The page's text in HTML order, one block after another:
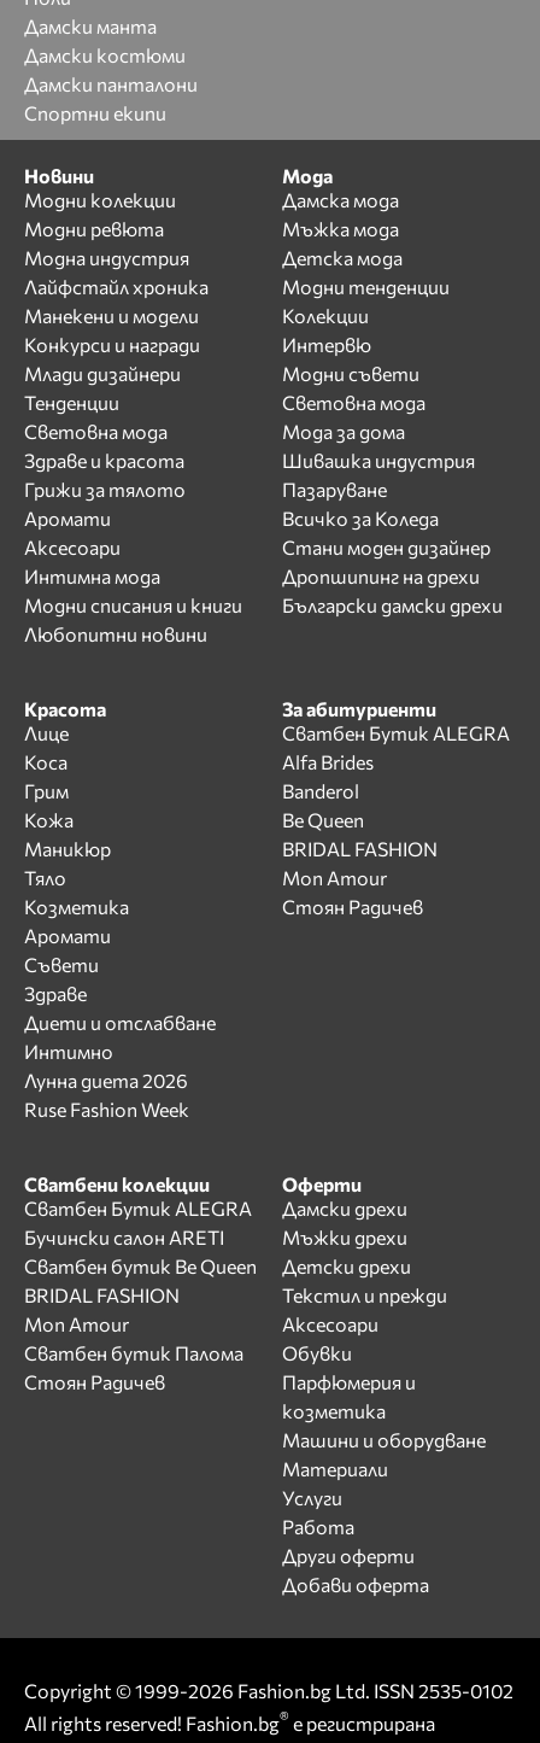
Дамски манта
Дамски костюми
Дамски панталони
Спортни екипи
Новини
Модни колекции
Модни ревюта
Модна индустрия
Лайфстайл хроника
Манекени и модели
Конкурси и награди
Млади дизайнери
Тенденции
Световна мода
Здраве и красота
Грижи за тялото
Аромати
Аксесоари
Интимна мода
Модни списания и книги
Любопитни новини
Мода
Дамска мода
Мъжка мода
Детска мода
Модни тенденции
Колекции
Интервю
Модни съвети
Световна мода
Мода за дома
Шивашка индустрия
Пазаруване
Всичко за Коледа
Стани моден дизайнер
Дропшипинг на дрехи
Български дамски дрехи
Красота
Лице
Коса
Грим
Кожа
Маникюр
Тяло
Козметика
Аромати
Съвети
Здраве
Диети и отслабване
Интимно
Лунна диета 2026
Ruse Fashion Week
За абитуриенти
Сватбен Бутик ALEGRA
Alfa Brides
Banderol
Be Queen
BRIDAL FASHION
Mon Amour
Стоян Радичев
Сватбени колекции
Сватбен Бутик ALEGRA
Бучински салон ARETI
Сватбен бутик Be Queen
BRIDAL FASHION
Mon Amour
Сватбен бутик Палома
Стоян Радичев
Оферти
Дамски дрехи
Мъжки дрехи
Детски дрехи
Текстил и прежди
Аксесоари
Обувки
Парфюмерия и
козметика
Машини и оборудване
Материали
Услуги
Работа
Други оферти
Добави оферта
Copyright © 1999-2026 Fashion.bg Ltd. ISSN 2535-0102
All rights reserved! Fashion.bg® е регистрирана